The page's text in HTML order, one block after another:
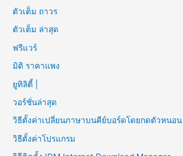
ตัวเต็ม ถาวร
ตัวเต็ม ล่าสุด
ฟรีแวร์
มิติ ราคาแพง
ยูทิลิตี้ |
วอร์ชั่นล่าสุด
วิธีตั้งค่าเปลี่ยนภาษาบนคีย์บอร์ดโดยกดตัวหนอน
วิธีตั้งค่าโปรแกรม